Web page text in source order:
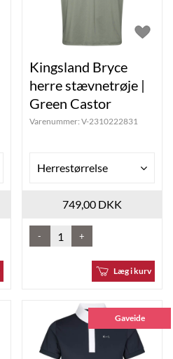
Kingsland Bryce
herre stævnetrøje |
Green Castor
Varenummer: V-2310222831
Herrestørrelse
749,00 DKK
- +
Læg i kurv
Gaveide